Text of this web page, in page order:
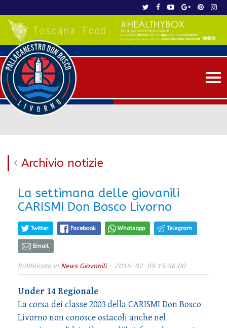
Archivio notizie
La settimana delle giovanili
CARISMI Don Bosco Livorno
Twitter Facebook Whatsapp Telegram
Email
Pubblicato in News Giovanili- 2016-02-09 15:56:00
Under 14 Regionale
La corsa dei classe 2003 della CARISMI Don Bosco
Livorno non conosce ostacoli anche nel